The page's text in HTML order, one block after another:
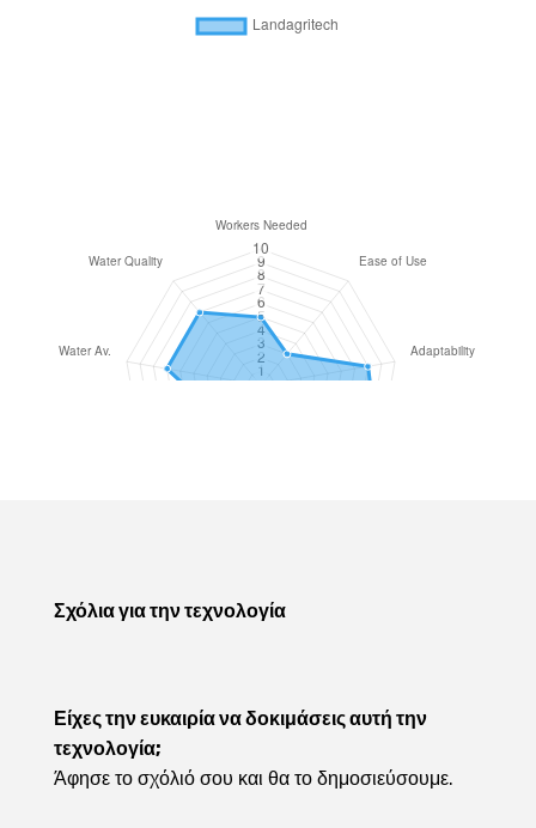
Σχόλια για την τεχνολογία
Είχες την ευκαιρία να δοκιμάσεις αυτή την
τεχνολογία;
Άφησε το σχόλιό σου και θα το δημοσιεύσουμε.